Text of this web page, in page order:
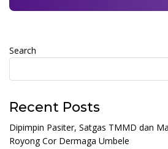
Search
Recent Posts
Dipimpin Pasiter, Satgas TMMD dan
Royong Cor Dermaga Umbele